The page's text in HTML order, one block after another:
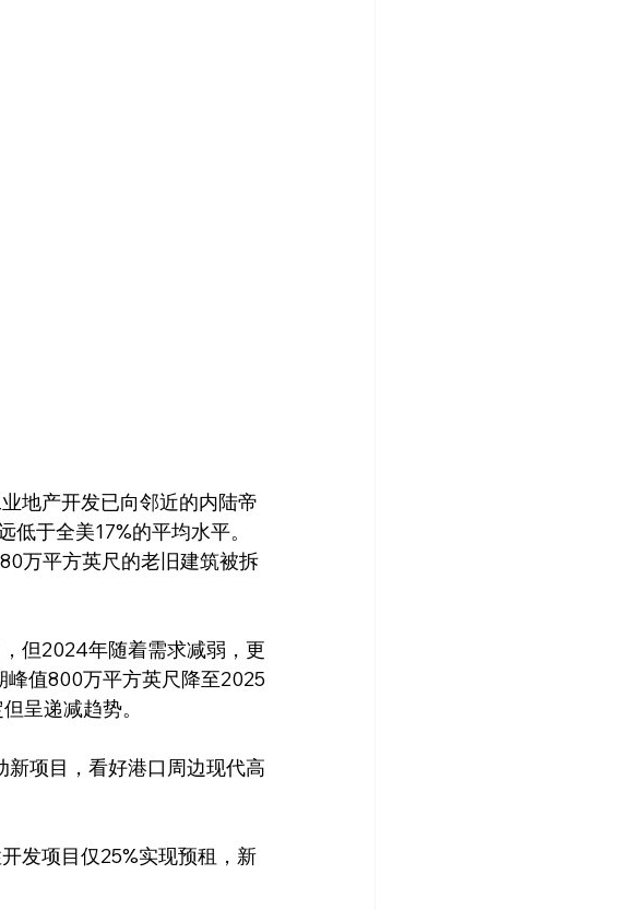
于全美17%的平均水平。
万平方英尺的老旧建筑被拆
峰值800万平方英尺降至2025
呈递减趋势。